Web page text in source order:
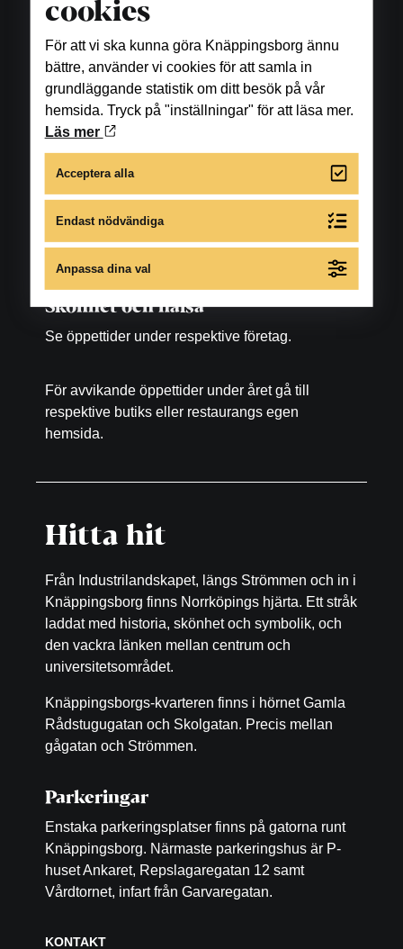
Öppettider
Butiker
Måndag-fredag: 10.00-18.00
Lördag: 10.00-16.00
Matställen
Se öppettider under respektive restaurang, bar
Skönhet och hälsa
Se öppettider under respektive företag.
För avvikande öppettider under året gå till
respektive butiks eller restaurangs egen
hemsida.
Hitta hit
Från Industrilandskapet, längs Strömmen och in i
Knäppingsborg finns Norrköpings hjärta. Ett stråk
laddat med historia, skönhet och symbolik, och
den vackra länken mellan centrum och
universitetsområdet.
Knäppingsborgs-kvarteren finns i hörnet Gamla
Rådstugugatan och Skolgatan. Precis mellan
gågatan och Strömmen.
Parkeringar
Enstaka parkeringsplatser finns på gatorna runt
Knäppingsborg. Närmaste parkeringshus är P-
huset Ankaret, Repslagaregatan 12 samt
Vårdtornet, infart från Garvaregatan.
KONTAKT
cookies
För att vi ska kunna göra Knäppingsborg ännu
bättre, använder vi cookies för att samla in
grundläggande statistik om ditt besök på vår
hemsida. Tryck på "inställningar" för att läsa mer.
Läs mer
Acceptera alla
Endast nödvändiga
Anpassa dina val